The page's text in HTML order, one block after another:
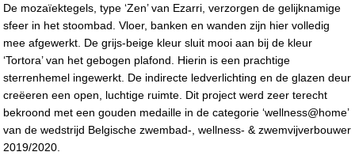
De mozaïektegels, type ‘Zen’ van Ezarri, verzorgen de gelijknamige
sfeer in het stoombad. Vloer, banken en wanden zijn hier volledig
mee afgewerkt. De grijs-beige kleur sluit mooi aan bij de kleur
‘Tortora’ van het gebogen plafond. Hierin is een prachtige
sterrenhemel ingewerkt. De indirecte ledverlichting en de glazen deur
creëeren een open, luchtige ruimte. Dit project werd zeer terecht
bekroond met een gouden medaille in de categorie ‘wellness@home’
van de wedstrijd Belgische zwembad-, wellness- & zwemvijverbouwer
2019/2020.